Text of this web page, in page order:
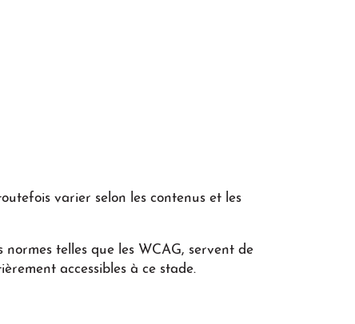
varier selon les contenus et les
telles que les WCAG, servent de
accessibles à ce stade.